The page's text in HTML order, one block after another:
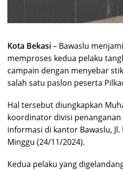
Kota Bekasi– Bawaslu
memproses kedua pelaku
campain dengan menyebar
salah satu paslon peserta
Hal tersebut diungkapkan
koordinator divisi
informasi di kantor Bawaslu, Jl.
Minggu (24/11/2024).
Kedua pelaku yang